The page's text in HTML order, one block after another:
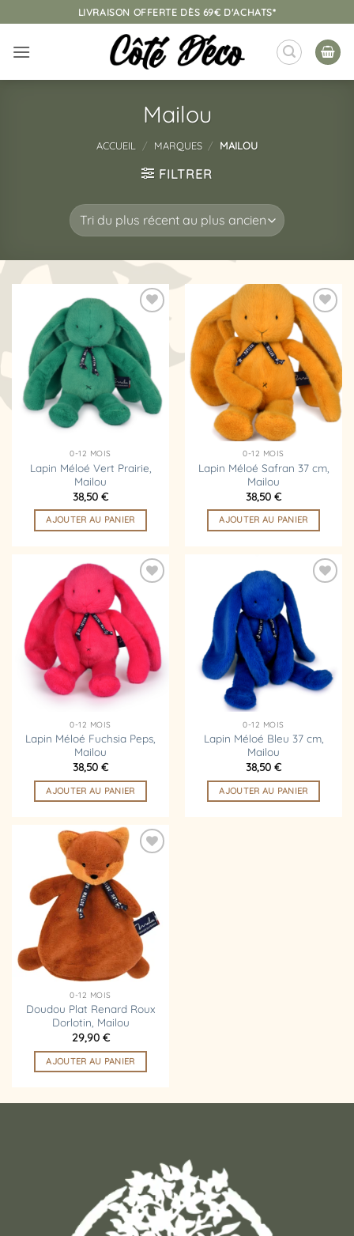
au
contenu
LIVRAISON OFFERTE DÈS 69€ D'ACHATS*
Mailou
ACCUEIL / MARQUES / MAILOU
FILTRER
Ajouter
à la
liste
d’envies
0-12 MOIS
Lapin Méloé Vert Prairie,
Mailou
38,50 €
AJOUTER AU PANIER
Ajouter
à la
liste
d’envies
0-12 MOIS
Lapin Méloé Safran 37 cm,
Mailou
38,50 €
AJOUTER AU PANIER
Ajouter
à la
liste
d’envies
0-12 MOIS
Lapin Méloé Fuchsia Peps,
Mailou
38,50 €
AJOUTER AU PANIER
d’envies
0-12 MOIS
Lapin Méloé Bleu 37 cm,
Mailou
38,50 €
AJOUTER AU PANIER
d’envies
0-12 MOIS
Doudou Plat Renard Roux
Dorlotin, Mailou
29,90 €
AJOUTER AU PANIER